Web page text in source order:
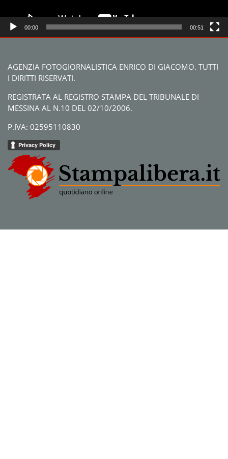
00:00 00:51
AGENZIA FOTOGIORNALISTICA ENRICO DI GIACOMO. TUTTI
I DIRITTI RISERVATI.
REGISTRATA AL REGISTRO STAMPA DEL TRIBUNALE DI
MESSINA AL N.10 DEL 02/10/2006.
P.IVA: 02595110830